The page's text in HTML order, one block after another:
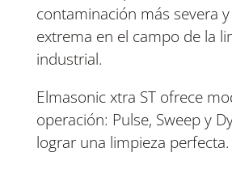
contaminación más severa
extrema en el campo de la
industrial.
Elmasonic xtra ST ofrece
operación: Pulse, Sweep y
lograr una limpieza perfecta.